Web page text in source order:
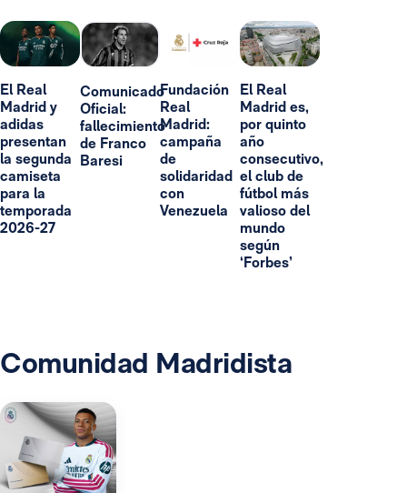
El Real
Madrid y
adidas
presentan
la segunda
camiseta
para la
temporada
2026-27
Comunicado
Oficial:
fallecimiento
de Franco
Baresi
Fundación
Real
Madrid:
campaña
de
solidaridad
con
Venezuela
El Real
Madrid es,
por quinto
año
consecutivo,
el club de
fútbol más
valioso del
mundo
según
‘Forbes’
Comunidad Madridista